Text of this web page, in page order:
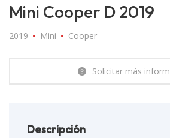
Mini Cooper D 2019
2019 Mini Cooper
Solicitar más
Descripción